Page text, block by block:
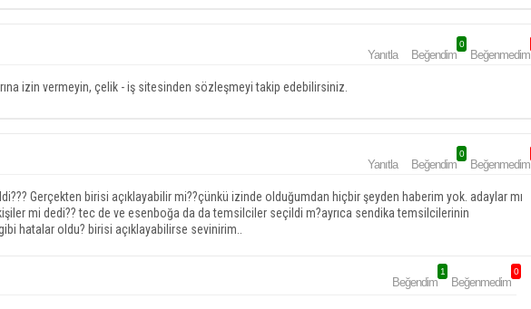
Yanıtla Beğendim
0
Beğenmedim
izin vermeyin, çelik - iş sitesinden sözleşmeyi takip edebilirsiniz.
Yanıtla Beğendim
0
Beğenmedim
Gerçekten birisi açıklayabilir mi??çünkü izinde olduğumdan hiçbir şeyden haberim yok. adaylar mı
mi dedi?? tec de ve esenboğa da da temsilciler seçildi m?ayrıca sendika temsilcilerinin
hatalar oldu? birisi açıklayabilirse sevinirim..
Beğendim
1
Beğenmedim
0